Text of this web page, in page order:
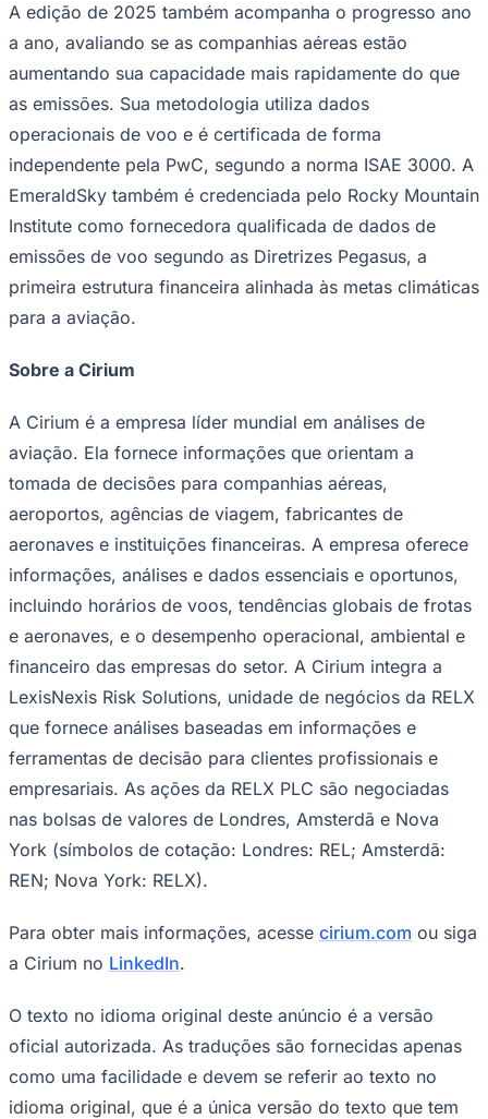
Vitória
A edição de 2025 também acompanha o progresso ano
a ano, avaliando se as companhias aéreas estão
aumentando sua capacidade mais rapidamente do que
as emissões. Sua metodologia utiliza dados
operacionais de voo e é certificada de forma
independente pela PwC, segundo a norma ISAE 3000. A
EmeraldSky também é credenciada pelo Rocky Mountain
Institute como fornecedora qualificada de dados de
emissões de voo segundo as Diretrizes Pegasus, a
primeira estrutura financeira alinhada às metas climáticas
para a aviação.
Sobre a Cirium
A Cirium é a empresa líder mundial em análises de
aviação. Ela fornece informações que orientam a
tomada de decisões para companhias aéreas,
aeroportos, agências de viagem, fabricantes de
aeronaves e instituições financeiras. A empresa oferece
informações, análises e dados essenciais e oportunos,
incluindo horários de voos, tendências globais de frotas
e aeronaves, e o desempenho operacional, ambiental e
financeiro das empresas do setor. A Cirium integra a
LexisNexis Risk Solutions, unidade de negócios da RELX
que fornece análises baseadas em informações e
ferramentas de decisão para clientes profissionais e
empresariais. As ações da RELX PLC são negociadas
nas bolsas de valores de Londres, Amsterdã e Nova
York (símbolos de cotação: Londres: REL; Amsterdã:
REN; Nova York: RELX).
Para obter mais informações, acesse cirium.com ou siga
a Cirium no LinkedIn.
O texto no idioma original deste anúncio é a versão
oficial autorizada. As traduções são fornecidas apenas
como uma facilidade e devem se referir ao texto no
idioma original, que é a única versão do texto que tem